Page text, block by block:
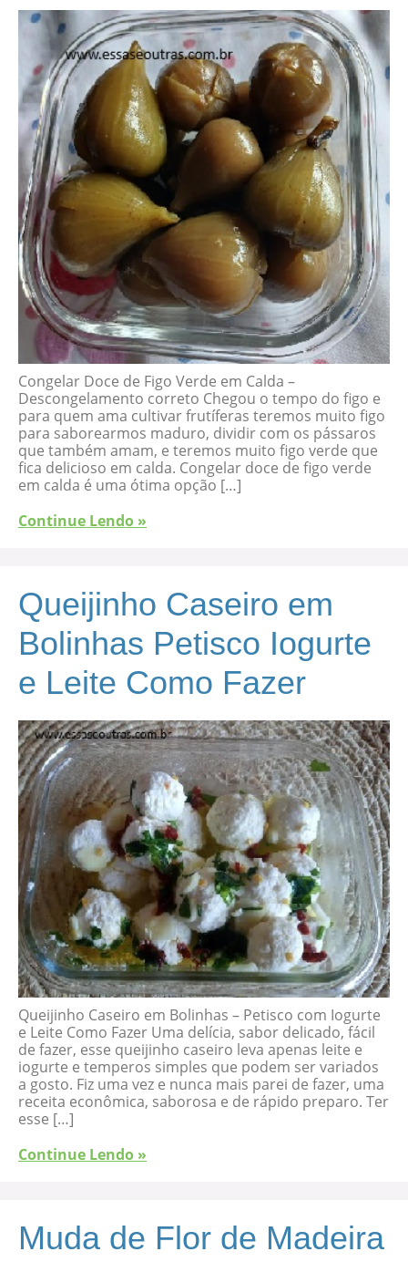
Congelar Doce de Figo Verde em Calda –
Descongelamento correto Chegou o tempo do figo e
para quem ama cultivar frutíferas teremos muito figo
para saborearmos maduro, dividir com os pássaros
que também amam, e teremos muito figo verde que
fica delicioso em calda. Congelar doce de figo verde
em calda é uma ótima opção […]
Continue Lendo »
Queijinho Caseiro em
Bolinhas Petisco Iogurte
e Leite Como Fazer
Queijinho Caseiro em Bolinhas – Petisco com Iogurte
e Leite Como Fazer Uma delícia, sabor delicado, fácil
de fazer, esse queijinho caseiro leva apenas leite e
iogurte e temperos simples que podem ser variados
a gosto. Fiz uma vez e nunca mais parei de fazer, uma
receita econômica, saborosa e de rápido preparo. Ter
esse […]
Continue Lendo »
Muda de Flor de Madeira